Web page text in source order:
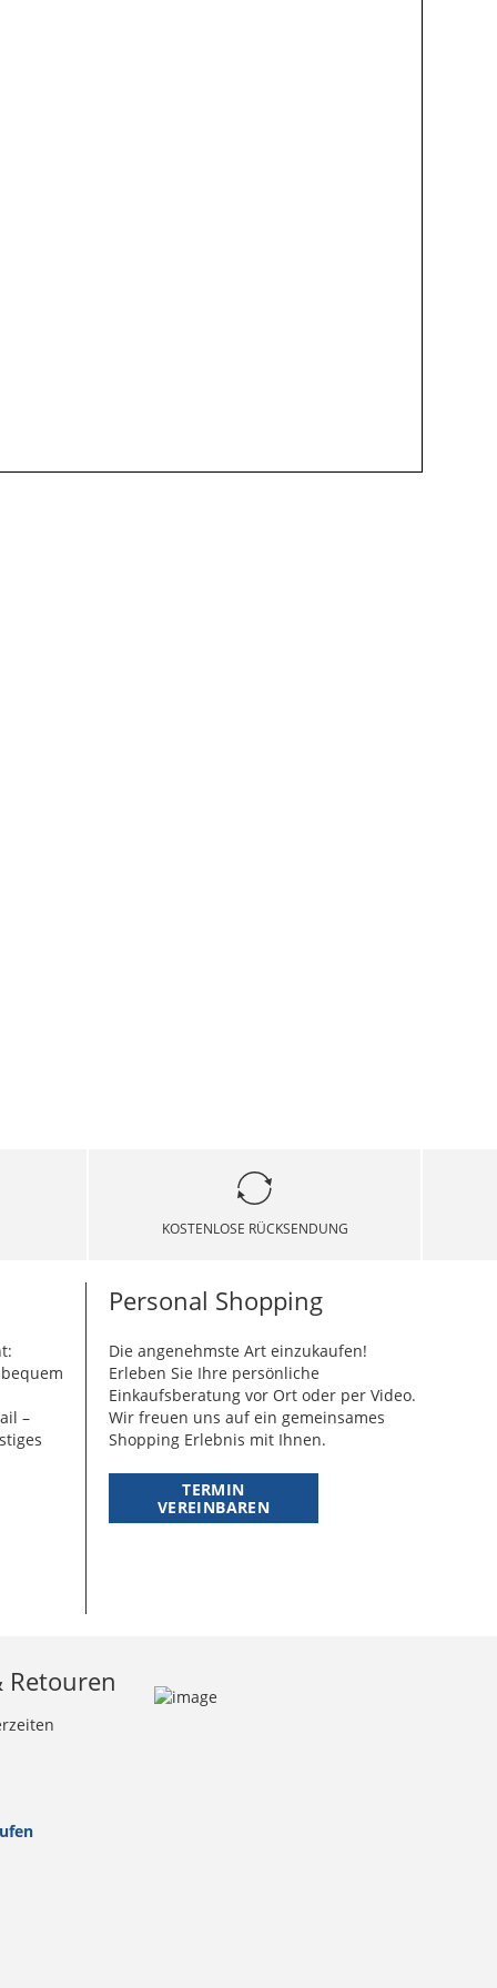
KOSTENLOSE RÜCKSENDUNG
–
Personal Shopping
Die angenehmste Art einzukaufen!
Erleben Sie Ihre persönliche
Einkaufsberatung vor Ort oder per Video.
Wir freuen uns auf ein gemeinsames
Shopping Erlebnis mit Ihnen.
TERMIN
VEREINBAREN
Retouren